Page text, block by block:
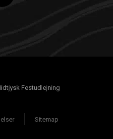
Festudlejning
Sitemap